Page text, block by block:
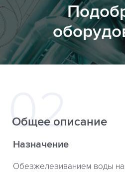
Общее описание
Назначение
Обезжелезиванием воды